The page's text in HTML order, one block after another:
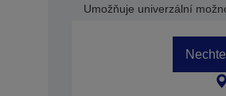
Umožňuje univerzální